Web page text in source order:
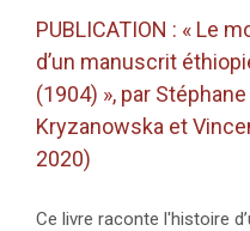
PUBLICATION : « Le
d’un manuscrit
(1904) », par
Kryzanowska et
2020)
Ce livre raconte l'histoire